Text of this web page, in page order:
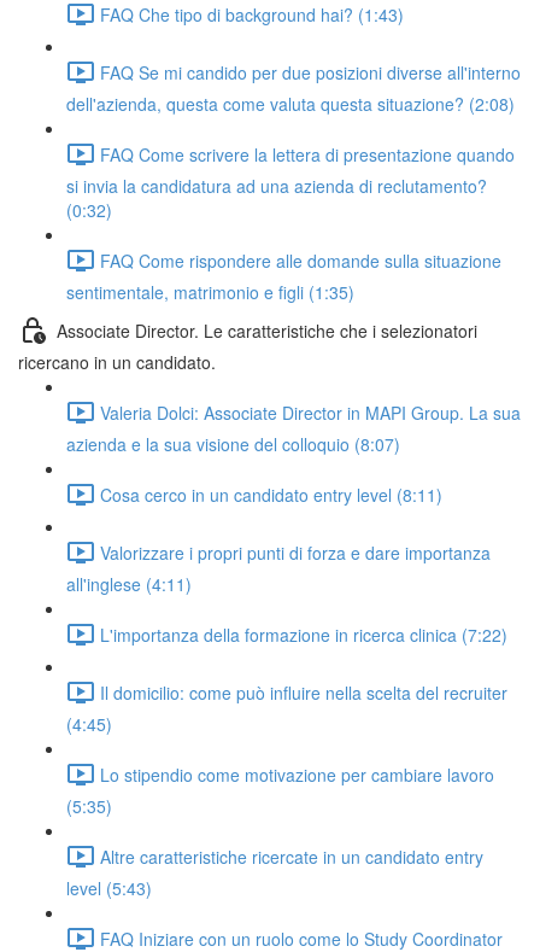
FAQ Che tipo di background hai? (1:43)
FAQ Se mi candido per due posizioni diverse all'interno
dell'azienda, questa come valuta questa situazione? (2:08)
FAQ Come scrivere la lettera di presentazione quando
si invia la candidatura ad una azienda di reclutamento?
(0:32)
FAQ Come rispondere alle domande sulla situazione
sentimentale, matrimonio e figli (1:35)
Associate Director. Le caratteristiche che i selezionatori
ricercano in un candidato.
Valeria Dolci: Associate Director in MAPI Group. La sua
azienda e la sua visione del colloquio (8:07)
Cosa cerco in un candidato entry level (8:11)
Valorizzare i propri punti di forza e dare importanza
all'inglese (4:11)
L'importanza della formazione in ricerca clinica (7:22)
Il domicilio: come può influire nella scelta del recruiter
(4:45)
Lo stipendio come motivazione per cambiare lavoro
(5:35)
Altre caratteristiche ricercate in un candidato entry
level (5:43)
FAQ Iniziare con un ruolo come lo Study Coordinator